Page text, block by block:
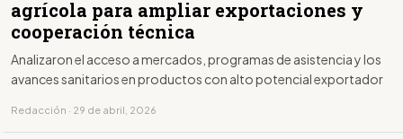
agrícola para ampliar exportaciones y
cooperación técnica
Analizaron el acceso a mercados, programas de asistencia y los
avances sanitarios en productos con alto potencial exportador
Redacción · 29 de abril, 2026